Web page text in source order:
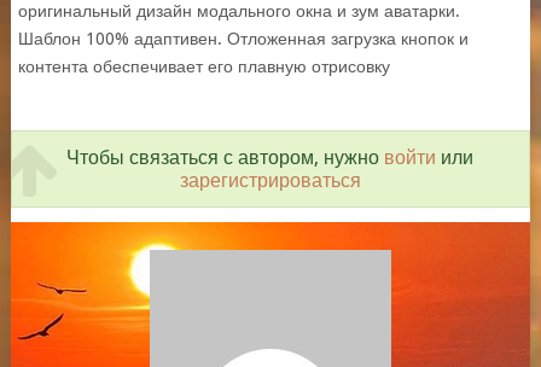
оригинальный дизайн модального окна и зум аватарки.
Шаблон 100% адаптивен. Отложенная загрузка кнопок и
контента обеспечивает его плавную отрисовку
Чтобы связаться с автором, нужно войти или
зарегистрироваться